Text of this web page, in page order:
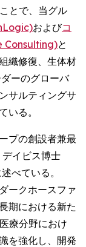
とで、当グル
およびコ
Consulting)と
織修復、生体材
ーのグローバ
サルティングサ
いる。
プの創設者兼最
イビス博士
べている。
ークホースファ
期における新た
療分野におけ
を強化し、開発